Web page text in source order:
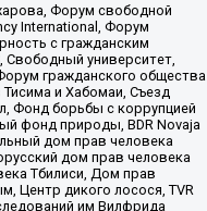
Форум свободной
International, Форум
с гражданским
Свободный университет,
гражданского общества
и Хабомаи, Съезд
Фонд борьбы с коррупцией
фонд природы, BDR Novaja
дом прав человека
дом прав человека
Тбилиси, Дом прав
Центр дикого лосося, TVR
им Вилфрида